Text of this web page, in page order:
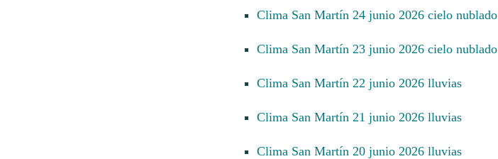
Clima San Martín 24 junio 2026 cielo nublado
Clima San Martín 23 junio 2026 cielo nublado
Clima San Martín 22 junio 2026 lluvias
Clima San Martín 21 junio 2026 lluvias
Clima San Martín 20 junio 2026 lluvias